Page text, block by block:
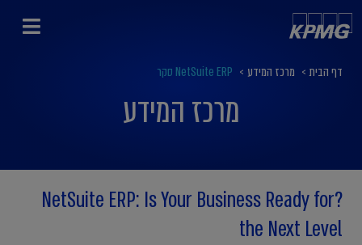
דף הבית > מרכז המידע > NetSuite ERP סקר
מרכז המידע
?NetSuite ERP: Is Your Business Ready for
the Next Level